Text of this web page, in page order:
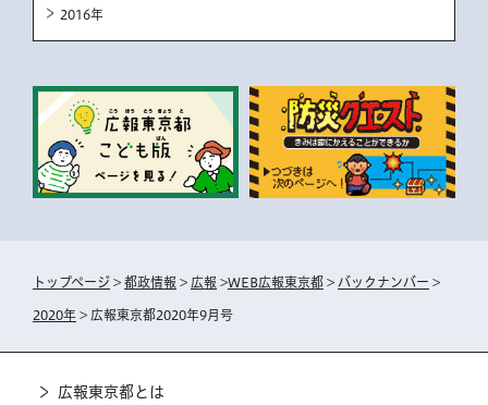
2016年
トップページ > 都政情報 > 広報 >WEB広報東京都 > バックナンバー >
2020年 > 広報東京都2020年9月号
広報東京都とは